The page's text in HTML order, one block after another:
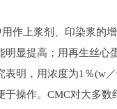
上浆剂、印染浆的增
明显提高；用再生丝
表明，用浓度为1％(w
于操作。CMC对大多